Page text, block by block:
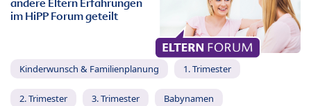
andere Eltern Erfahrungen
im HiPP Forum geteilt
Kinderwunsch & Familienplanung 1. Trimester
2. Trimester 3. Trimester Babynamen